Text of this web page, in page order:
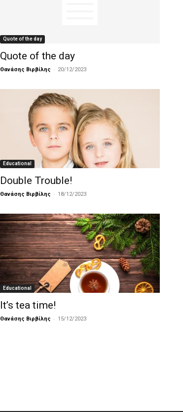
Quote of the day
Quote of the day
Θανάσης Βιρβίλης - 20/12/2023
Educational
Double Trouble!
Θανάσης Βιρβίλης - 18/12/2023
Educational
It’s tea time!
Θανάσης Βιρβίλης - 15/12/2023